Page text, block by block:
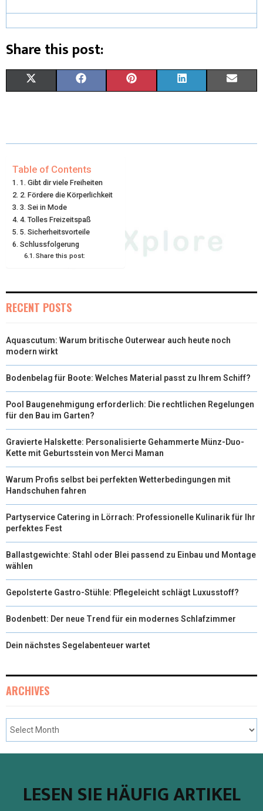
Share this post:
W
T
T
E
R
E
O
T K I
Table of Contents
1. Gibt dir viele Freiheiten
2. Fördere die Körperlichkeit
3. Sei in Mode
4. Tolles Freizeitspaß
5. Sicherheitsvorteile
Schlussfolgerung
Share this post:
RECENT POSTS
Aquascutum: Warum britische Outerwear auch heute noch
modern wirkt
Bodenbelag für Boote: Welches Material passt zu Ihrem Schiff?
Pool Baugenehmigung erforderlich: Die rechtlichen Regelungen
für den Bau im Garten?
Gravierte Halskette: Personalisierte Gehammerte Münz-Duo-
Kette mit Geburtsstein von Merci Maman
Warum Profis selbst bei perfekten Wetterbedingungen mit
Handschuhen fahren
Partyservice Catering in Lörrach: Professionelle Kulinarik für Ihr
perfektes Fest
Ballastgewichte: Stahl oder Blei passend zu Einbau und Montage
wählen
Gepolsterte Gastro-Stühle: Pflegeleicht schlägt Luxusstoff?
Bodenbett: Der neue Trend für ein modernes Schlafzimmer
Dein nächstes Segelabenteuer wartet
ARCHIVES
LESEN SIE HÄUFIG ARTIKEL